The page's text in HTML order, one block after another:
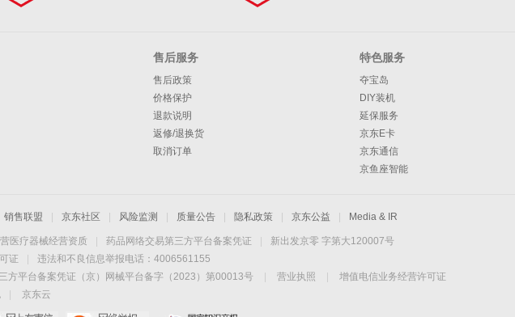
售后服务
售后政策
价格保护
退款说明
返修/退换货
取消订单
特色服务
夺宝岛
DIY装机
延保服务
京东E卡
京东通信
京鱼座智能
销售联盟 京东社区 风险监测 质量公告 隐私政策 京东公益 Media & IR
医疗器械经营资质 药品网络交易第三方平台备案凭证
新出发京零 字第大120007号
证
违法和不良信息举报电话：4006561155
方平台备案凭证（京）网械平台备字（2023）第00013号 营业执照
增值电信业务经营许可证
京东云